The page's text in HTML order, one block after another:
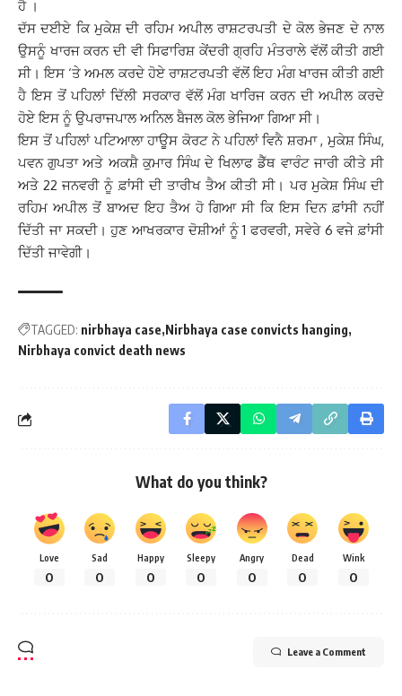
ਹੈ ।
ਦੱਸ ਦਈਏ ਕਿ ਮੁਕੇਸ਼ ਦੀ ਰਹਿਮ ਅਪੀਲ ਰਾਸ਼ਟਰਪਤੀ ਦੇ ਕੋਲ ਭੇਜਣ ਦੇ ਨਾਲ
ਉਸਨੂੰ ਖਾਰਜ ਕਰਨ ਦੀ ਵੀ ਸਿਫਾਰਿਸ਼ ਕੇਂਦਰੀ ਗ੍ਰਹਿ ਮੰਤਰਾਲੇ ਵੱਲੋਂ ਕੀਤੀ ਗਈ
ਸੀ। ਇਸ ‘ਤੇ ਅਮਲ ਕਰਦੇ ਹੋਏ ਰਾਸ਼ਟਰਪਤੀ ਵੱਲੋਂ ਇਹ ਮੰਗ ਖਾਰਜ ਕੀਤੀ ਗਈ
ਹੈ ਇਸ ਤੋਂ ਪਹਿਲਾਂ ਦਿੱਲੀ ਸਰਕਾਰ ਵੱਲੋਂ ਮੰਗ ਖਾਰਿਜ ਕਰਨ ਦੀ ਅਪੀਲ ਕਰਦੇ
ਹੋਏ ਇਸ ਨੂੰ ਉਪਰਾਜਪਾਲ ਅਨਿਲ ਬੈਜਲ ਕੋਲ ਭੇਜਿਆ ਗਿਆ ਸੀ।
ਇਸ ਤੋਂ ਪਹਿਲਾਂ ਪਟਿਆਲਾ ਹਾਊਸ ਕੋਰਟ ਨੇ ਪਹਿਲਾਂ ਵਿਨੈ ਸ਼ਰਮਾ , ਮੁਕੇਸ਼ ਸਿੰਘ,
ਪਵਨ ਗੁਪਤਾ ਅਤੇ ਅਕਸ਼ੈ ਕੁਮਾਰ ਸਿੰਘ ਦੇ ਖਿਲਾਫ ਡੈੱਥ ਵਾਰੰਟ ਜਾਰੀ ਕੀਤੇ ਸੀ
ਅਤੇ 22 ਜਨਵਰੀ ਨੂੰ ਫ਼ਾਂਸੀ ਦੀ ਤਾਰੀਖ ਤੈਅ ਕੀਤੀ ਸੀ। ਪਰ ਮੁਕੇਸ਼ ਸਿੰਘ ਦੀ
ਰਹਿਮ ਅਪੀਲ ਤੋਂ ਬਾਅਦ ਇਹ ਤੈਅ ਹੋ ਗਿਆ ਸੀ ਕਿ ਇਸ ਦਿਨ ਫ਼ਾਂਸੀ ਨਹੀਂ
ਦਿੱਤੀ ਜਾ ਸਕਦੀ। ਹੁਣ ਆਖਰਕਾਰ ਦੋਸ਼ੀਆਂ ਨੂੰ 1 ਫਰਵਰੀ, ਸਵੇਰੇ 6 ਵਜੇ ਫ਼ਾਂਸੀ
ਦਿੱਤੀ ਜਾਵੇਗੀ।
TAGGED: nirbhaya case Nirbhaya case convicts hanging
Nirbhaya convict death news
What do you think?
Love
0
Sad
0
Happy
0
Sleepy
0
Angry
0
Dead
0
Wink
0
Leave a Comment